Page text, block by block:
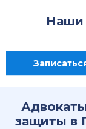
Наши
защиты в